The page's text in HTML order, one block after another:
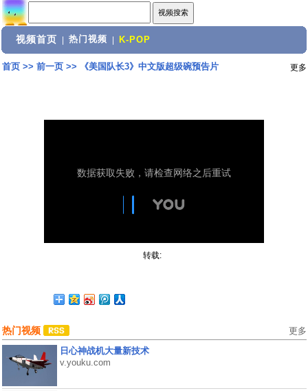
视频首页 热门视频 K-POP
首页>> 前一页>> 《美国队长3》中文版超级碗预告片 更多
转载:
热门视频 更多
日心神战机大量新技术
v.youku.com